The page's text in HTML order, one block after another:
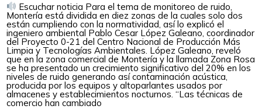
Escuchar noticia Para el tema de monitoreo de ruido,
Montería está dividida en diez zonas de la cuales solo dos
están cumpliendo con la normatividad, así lo explicó el
ingeniero ambiental Pablo Cesar López Galeano, coordinador
del Proyecto 0-21 del Centro Nacional de Producción Más
Limpia y Tecnologías Ambientales. López Galeano, reveló
que en la zona comercial de Montería y la llamada Zona Rosa
se ha presentado un crecimiento significativo del 20% en los
niveles de ruido generando así contaminación acústica,
producida por los equipos y altoparlantes usados por
almacenes y establecimientos nocturnos. “Las técnicas de
comercio han cambiado